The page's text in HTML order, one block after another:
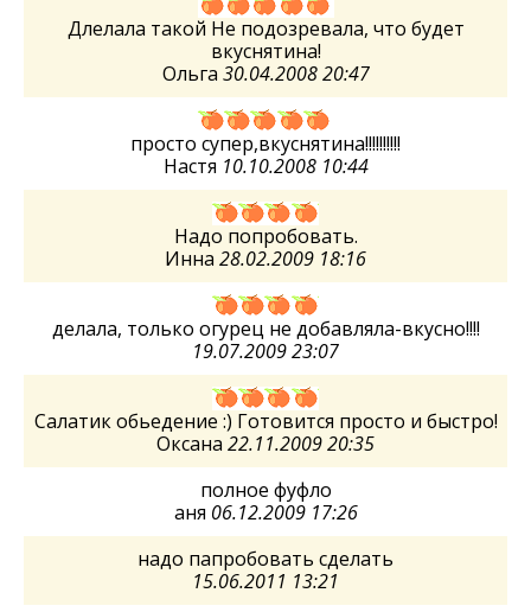
Длелала такой Не подозревала, что будет
вкуснятина!
Ольга 30.04.2008 20:47
просто супер,вкуснятина!!!!!!!!!!
Настя 10.10.2008 10:44
Надо попробовать.
Инна 28.02.2009 18:16
делала, только огурец не добавляла-вкусно!!!!
19.07.2009 23:07
Салатик обьедение :) Готовится просто и быстро!
Оксана 22.11.2009 20:35
полное фуфло
аня 06.12.2009 17:26
надо папробовать сделать
15.06.2011 13:21